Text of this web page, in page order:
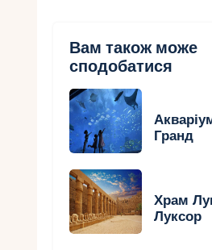
Вам також може
сподобатися
Гранд
Храм
Луксор